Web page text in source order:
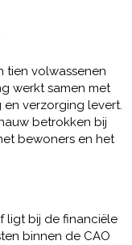
tien volwassenen
werkt samen met
verzorging levert.
betrokken bij
bewoners en het
ligt bij de financiële
binnen de CAO